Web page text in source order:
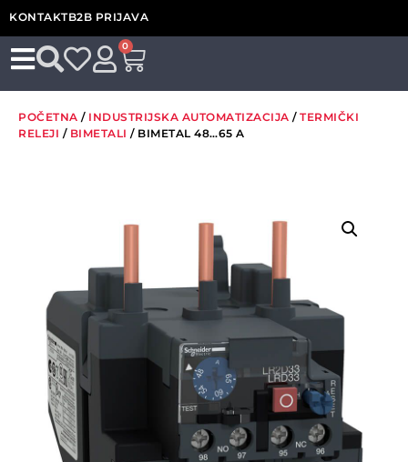
KONTAKTB2B PRIJAVA
0
POČETNA / INDUSTRIJSKA AUTOMATIZACIJA / TERMIČKI
RELEJI / BIMETALI / BIMETAL 48…65 A